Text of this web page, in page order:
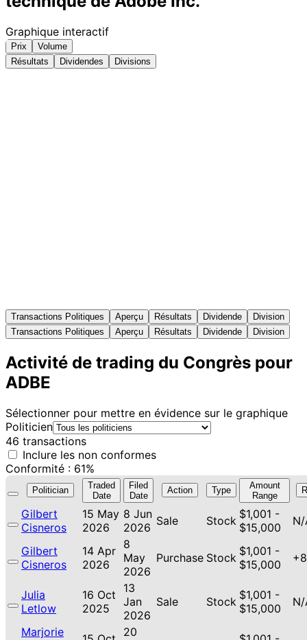
Graphique interactif
Prix
Volume
Résultats
Dividendes Divisions
Transactions Politiques Aperçu Résultats Dividende
Division
Transactions Politiques
Aperçu Résultats Dividende Division
Activité de trading du Congrès pour
ADBE
Sélectionner pour mettre en évidence sur le graphique
Politicien
46 transactions
Inclure les non conformes
Conformité : 61%
Politician
Traded
Date
Filed
Date
Action Type
Amount
Range
Gilbert
Cisneros
15 May
2026
8 Jun
2026 Sale Stock $1,001 -
$15,000
Gilbert
Cisneros
14 Apr
2026
8
May
2026
Purchase Stock $1,001 -
$15,000
Julia
Letlow
16 Oct
2025
13
Jan
2026
Sale Stock $1,001 -
$15,000
Marjorie
20